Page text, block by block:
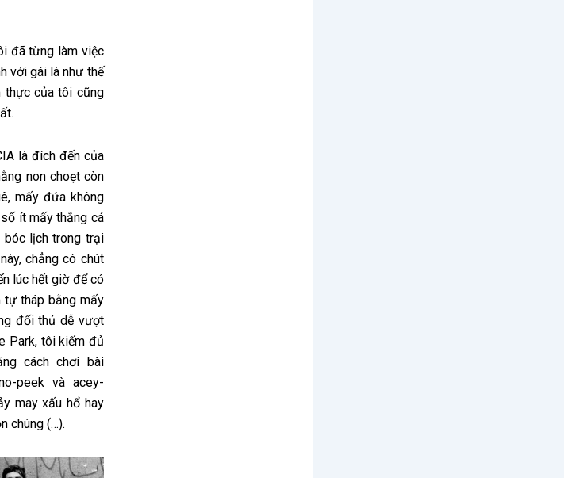
đã từng làm việc
với gái là như thế
thực của tôi cũng
là đích đến của
non choẹt còn
mấy đứa không
ít mấy thằng cá
bóc lịch trong trại
chẳng có chút
lúc hết giờ để có
tự tháp bằng mấy
đối thủ dễ vượt
Park, tôi kiếm đủ
cách chơi bài
peek và acey-
may xấu hổ hay
chúng (…).